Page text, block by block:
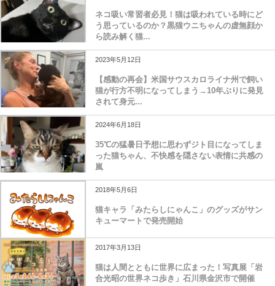
ネコ吸い常習者必見！猫は吸われている時にど
う思っているのか？黒猫ウニちゃんの虚無顔か
ら読み解く猫...
2023年5月12日
【感動の再会】米国サウスカロライナ州で飼い
猫が行方不明になってしまう→10年ぶりに発見
されて身元...
2024年6月18日
35℃の猛暑日予想に思わずジト目になってしま
った猫ちゃん、不快感を隠さない表情に共感の
嵐
2018年5月6日
猫キャラ「みたらしにゃんこ」のグッズがサン
キューマートで発売開始
2017年3月13日
猫は人間とともに世界に広まった！写真展「岩
合光昭の世界ネコ歩き」石川県金沢市で開催